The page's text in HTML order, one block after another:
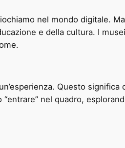
nel mondo digitale.
e della cultura. I
Questo
nel quadro,